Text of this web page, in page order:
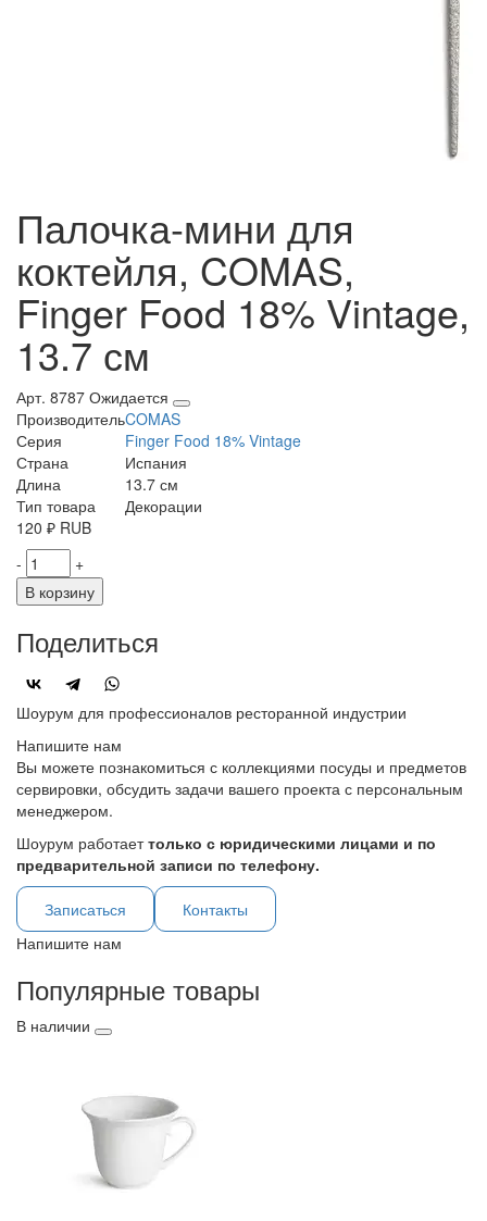
Палочка-мини для
коктейля, COMAS,
Finger Food 18% Vintage,
13.7 см
Арт. 8787 Ожидается
ПроизводительCOMAS
Серия
Finger Food 18% Vintage
Страна
Испания
Длина
13.7 см
Тип товара
Декорации
120 ₽ RUB
-
+
В корзину
Поделиться
Шоурум для профессионалов ресторанной индустрии
Напишите нам
Вы можете познакомиться с коллекциями посуды и предметов
сервировки, обсудить задачи вашего проекта с персональным
менеджером.
Шоурум работаеттолько с юридическими лицами и по
предварительной записи по телефону.
Записаться
Контакты
Напишите нам
Популярные товары
В наличии